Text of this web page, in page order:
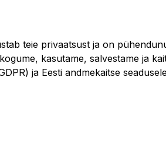
teie privaatsust ja on
kasutame, salvestame ja
ja Eesti andmekaitse